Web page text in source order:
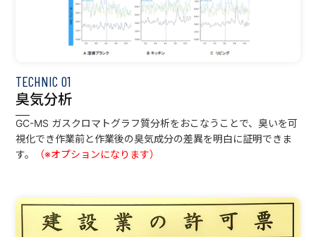
TECHNIC 01
臭気分析
GC-MS ガスクロマトグラフ質分析をおこなうことで、臭いを可
視化でき作業前と作業後の臭気成分の差異を明白に証明できま
す。
（※オプションになります）